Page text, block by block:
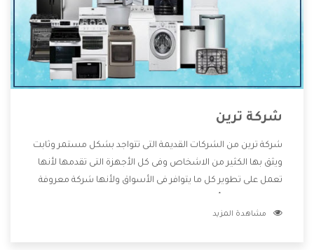
شركة ترين
شركة ترين من الشركات القديمة التى تتواجد بشكل مستمر وثابت
ويثق بها الكثير من الاشخاص وفى كل الأجهزة التى تقدمها لأنها
تعمل على تطوير كل ما يتوافر فى الأسواق ولأنها شركة معروفة
للعملاء أقوى العروض والخصومات التى تسهل على المستهلك
مشاهدة المزيد